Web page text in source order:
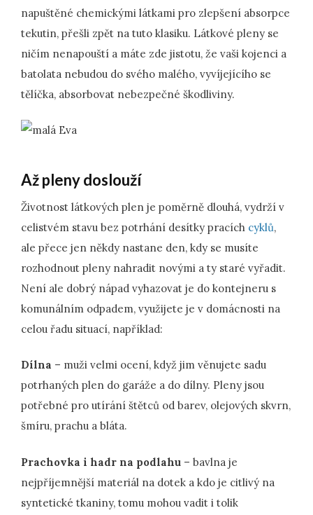
napuštěné chemickými látkami pro zlepšení absorpce
tekutin, přešli zpět na tuto klasiku. Látkové pleny se
ničím nenapouští a máte zde jistotu, že vaši kojenci a
batolata nebudou do svého malého, vyvíjejícího se
tělíčka, absorbovat nebezpečné škodliviny.
Až pleny doslouží
Životnost látkových plen je poměrně dlouhá, vydrží v
celistvém stavu bez potrhání desítky pracích cyklů,
ale přece jen někdy nastane den, kdy se musíte
rozhodnout pleny nahradit novými a ty staré vyřadit.
Není ale dobrý nápad vyhazovat je do kontejneru s
komunálním odpadem, využijete je v domácnosti na
celou řadu situací, například:
Dílna – muži velmi ocení, když jim věnujete sadu
potrhaných plen do garáže a do dílny. Pleny jsou
potřebné pro utírání štětců od barev, olejových skvrn,
šmíru, prachu a bláta.
Prachovka i hadr na podlahu – bavlna je
nejpříjemnější materiál na dotek a kdo je citlivý na
syntetické tkaniny, tomu mohou vadit i tolik